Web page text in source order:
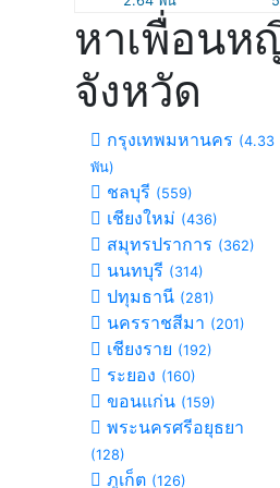
หาเพื่อนห
จังหวัด
กรุงเทพมหานคร (4.33
พัน)
ชลบุรี (559)
เชียงใหม่ (436)
สมุทรปราการ (362)
นนทบุรี (314)
ปทุมธานี (281)
นครราชสีมา (201)
เชียงราย (192)
ระยอง (160)
ขอนแก่น (159)
พระนครศรีอยุธยา
(128)
ภูเก็ต (126)